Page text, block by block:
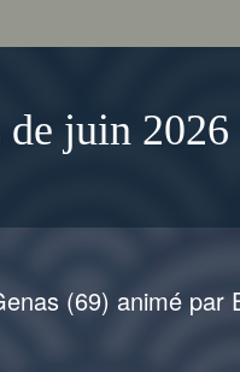
(69) animé
juin 2026